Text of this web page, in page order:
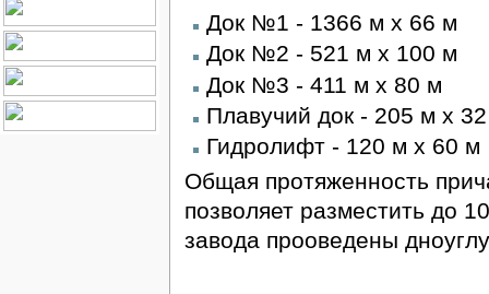
Док №1 - 1366 м x 66 м
Док №2 - 521 м x 100 м
Док №3 - 411 м x 80 м
Плавучий док - 205 м x
Гидролифт - 120 м x 60 м
Общая протяженность
позволяет разместить до
завода прооведены